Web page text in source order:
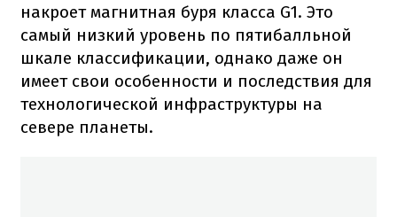
накроет магнитная буря класса G1. Это
самый низкий уровень по пятибалльной
шкале классификации, однако даже он
имеет свои особенности и последствия для
технологической инфраструктуры на
севере планеты.